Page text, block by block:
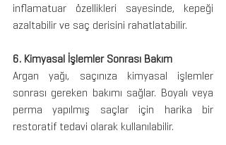
inflamatuar özellikleri sayesinde, kepeği
azaltabilir ve saç derisini rahatlatabilir.
6. Kimyasal İşlemler Sonrası Bakım
Argan yağı, saçınıza kimyasal işlemler
sonrası gereken bakımı sağlar. Boyalı veya
perma yapılmış saçlar için harika bir
restoratif tedavi olarak kullanılabilir.